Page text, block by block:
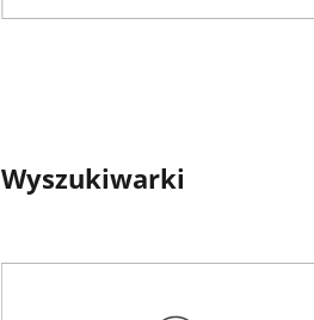
Wyszukiwarki